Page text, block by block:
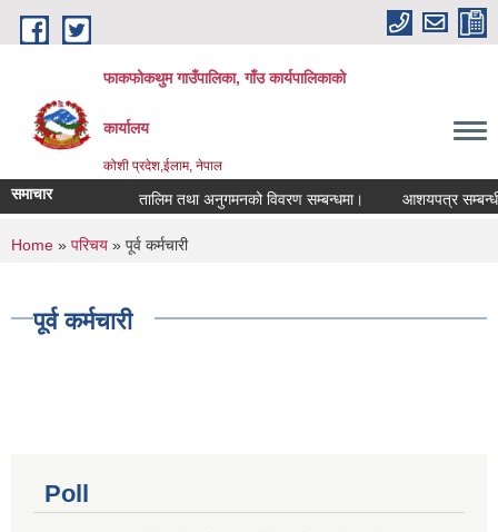
Skip to main content
फाकफोकथुम गाउँपालिका, गाँउ कार्यपालिकाको
कार्यालय
कोशी प्रदेश,ईलाम, नेपाल
समाचार तालिम तथा अनुगमनको विवरण सम्बन्धमा। आशयपत्र सम्बन्धी
You are here
Home » परिचय » पूर्व कर्मचारी
पूर्व कर्मचारी
Poll